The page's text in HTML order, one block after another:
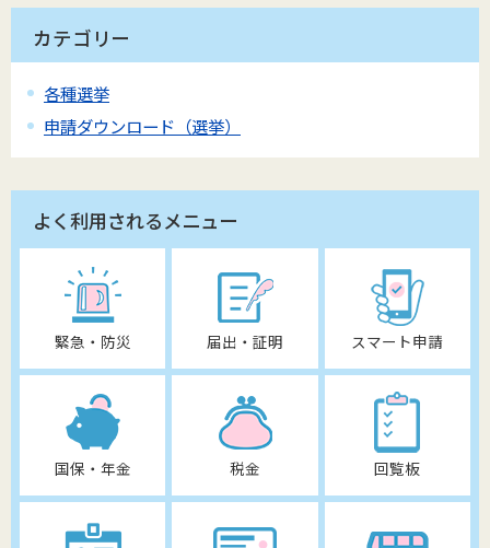
カテゴリー
各種選挙
申請ダウンロード（選挙）
よく利用されるメニュー
緊急・防災 届出・証明 スマート申請
国保・年金 税金 回覧板